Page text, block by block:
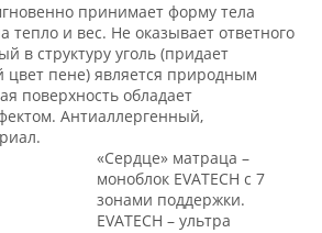
принимает форму тела
тепло и вес. Не оказывает ответного
в структуру уголь (придает
пене) является природным
поверхность обладает
Антиаллергенный,
«Сердце» матраца –
моноблок EVATECH c 7
зонами поддержки.
EVATECH – ультра